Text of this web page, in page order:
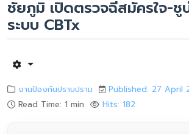
ชัยภูมิ เปิดตรวจฉี่สมัครใจ-
ระบบ CBTx
งานป้องกันปราบปราม
Published: 27 April
Read Time: 1 min
Hits: 182